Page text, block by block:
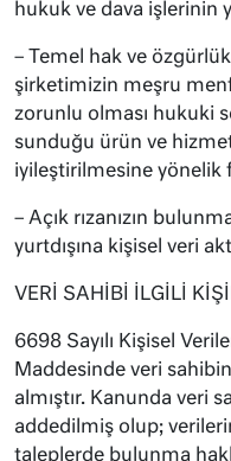
hukuk ve dava işlerinin
– Temel hak ve
şirketimizin meşru
zorunlu olması hukuki
sunduğu ürün ve
iyileştirilmesine yönelik
– Açık rızanızın
yurtdışına kişisel veri
VERİ SAHİBİ İLGİLİ
6698 Sayılı Kişisel
Maddesinde veri
almıştır. Kanunda veri
addedilmiş olup;
taleplerde bulunma